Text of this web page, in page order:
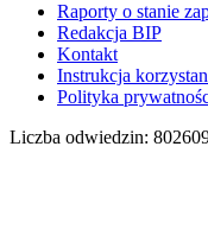
Raporty o stanie
Redakcja BIP
Kontakt
Instrukcja
Polityka
Liczba odwiedzin: